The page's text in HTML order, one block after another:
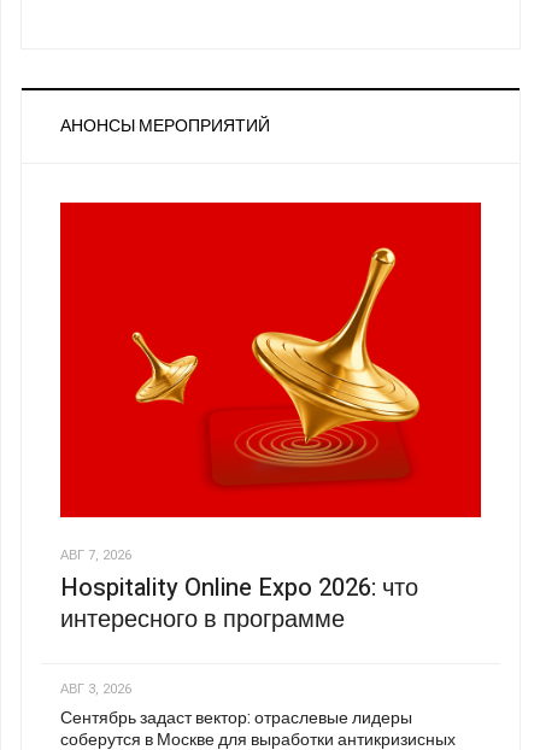
АНОНСЫ МЕРОПРИЯТИЙ
АВГ 7, 2026
Hospitality Online Expo 2026: что
интересного в программе
АВГ 3, 2026
Сентябрь задаст вектор: отраслевые лидеры
соберутся в Москве для выработки антикризисных